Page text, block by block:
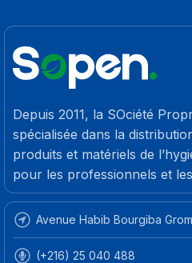
Depuis 2011, la SOciété
spécialisée dans la
produits et matériels de
pour les professionnels et
Avenue Habib Bourgiba
(+216) 25 040 488